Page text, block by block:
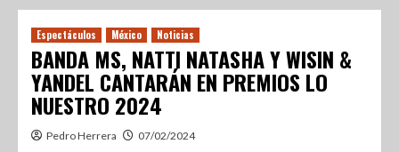
Espectáculos México Noticias
BANDA MS, NATTI NATASHA Y WISIN &
YANDEL CANTARÁN EN PREMIOS LO
NUESTRO 2024
Pedro Herrera 07/02/2024